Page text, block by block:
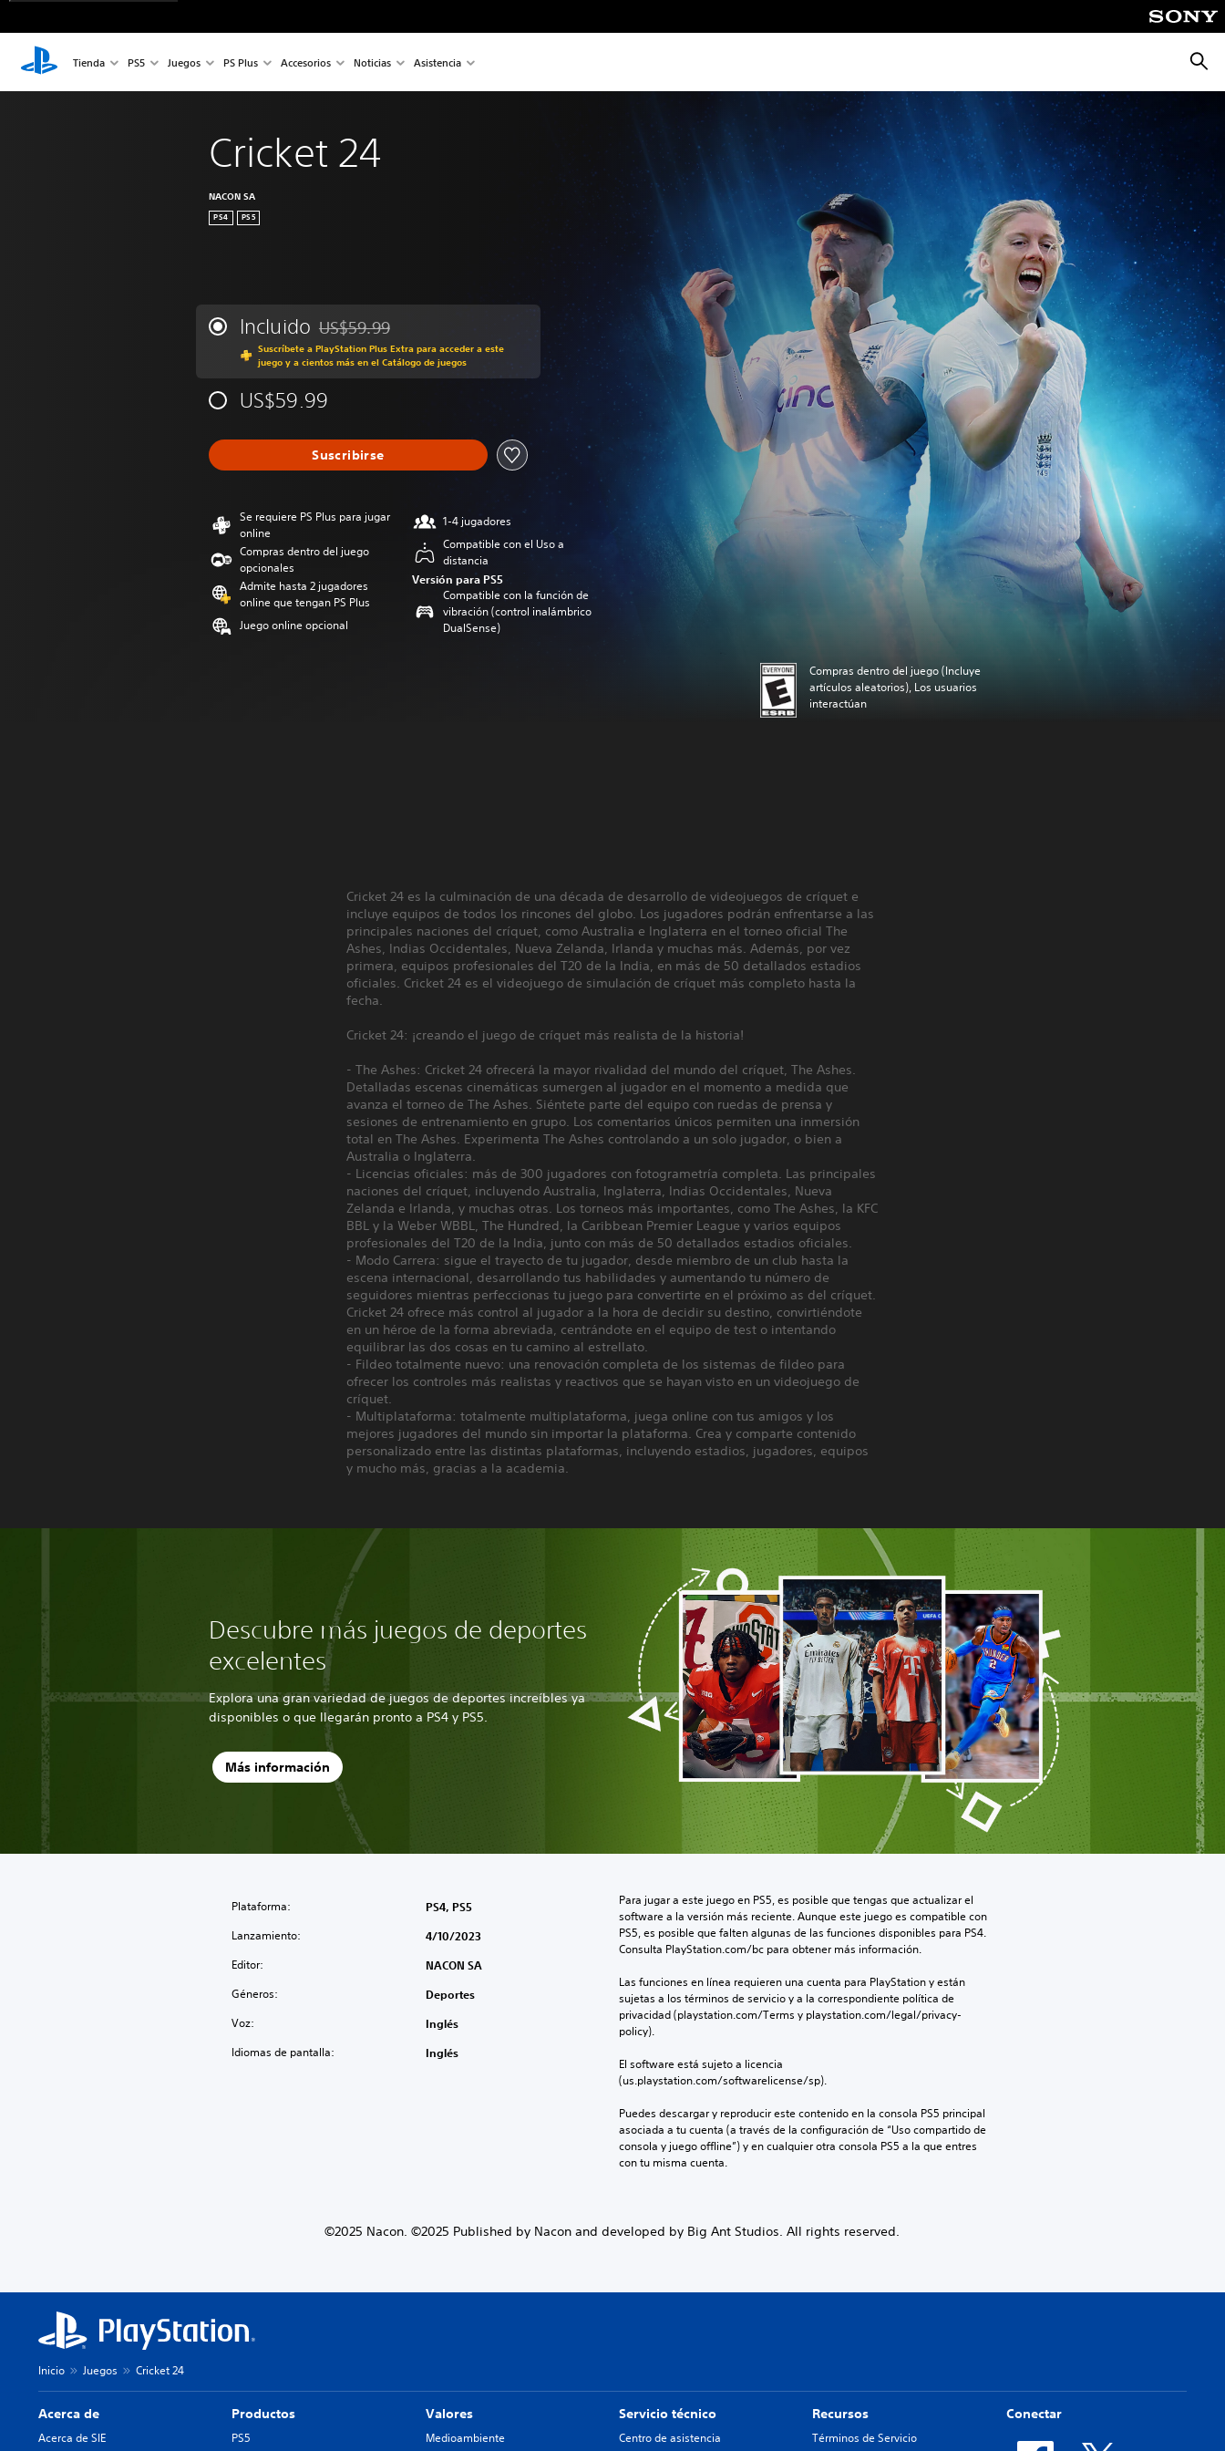
Tienda PS5 Juegos PS Plus Accesorios Noticias Asistencia
Cricket 24
NACON SA
PS4 PS5
Incluido Rebajado del precio original de US$59.99
US$59.99
Suscríbete a PlayStation Plus Extra para acceder a este
juego y a cientos más en el Catálogo de juegos
US$59.99
Suscribirse
Se requiere PS Plus para jugar
online
Compras dentro del juego
opcionales
Admite hasta 2 jugadores
online que tengan PS Plus
Juego online opcional
1-4 jugadores
Compatible con el Uso a
distancia
Versión para PS5
Compatible con la función de
vibración (control inalámbrico
DualSense)
Compras dentro del juego (Incluye
artículos aleatorios), Los usuarios
interactúan
Cricket 24 es la culminación de una década de desarrollo de videojuegos de críquet e
incluye equipos de todos los rincones del globo. Los jugadores podrán enfrentarse a las
principales naciones del críquet, como Australia e Inglaterra en el torneo oficial The
Ashes, Indias Occidentales, Nueva Zelanda, Irlanda y muchas más. Además, por vez
primera, equipos profesionales del T20 de la India, en más de 50 detallados estadios
oficiales. Cricket 24 es el videojuego de simulación de críquet más completo hasta la
fecha.
Cricket 24: ¡creando el juego de críquet más realista de la historia!
- The Ashes: Cricket 24 ofrecerá la mayor rivalidad del mundo del críquet, The Ashes.
Detalladas escenas cinemáticas sumergen al jugador en el momento a medida que
avanza el torneo de The Ashes. Siéntete parte del equipo con ruedas de prensa y
sesiones de entrenamiento en grupo. Los comentarios únicos permiten una inmersión
total en The Ashes. Experimenta The Ashes controlando a un solo jugador, o bien a
Australia o Inglaterra.
- Licencias oficiales: más de 300 jugadores con fotogrametría completa. Las principales
naciones del críquet, incluyendo Australia, Inglaterra, Indias Occidentales, Nueva
Zelanda e Irlanda, y muchas otras. Los torneos más importantes, como The Ashes, la KFC
BBL y la Weber WBBL, The Hundred, la Caribbean Premier League y varios equipos
profesionales del T20 de la India, junto con más de 50 detallados estadios oficiales.
- Modo Carrera: sigue el trayecto de tu jugador, desde miembro de un club hasta la
escena internacional, desarrollando tus habilidades y aumentando tu número de
seguidores mientras perfeccionas tu juego para convertirte en el próximo as del críquet.
Cricket 24 ofrece más control al jugador a la hora de decidir su destino, convirtiéndote
en un héroe de la forma abreviada, centrándote en el equipo de test o intentando
equilibrar las dos cosas en tu camino al estrellato.
- Fildeo totalmente nuevo: una renovación completa de los sistemas de fildeo para
ofrecer los controles más realistas y reactivos que se hayan visto en un videojuego de
críquet.
- Multiplataforma: totalmente multiplataforma, juega online con tus amigos y los
mejores jugadores del mundo sin importar la plataforma. Crea y comparte contenido
personalizado entre las distintas plataformas, incluyendo estadios, jugadores, equipos
y mucho más, gracias a la academia.
Descubre más juegos de deportes
excelentes
Explora una gran variedad de juegos de deportes increíbles ya
disponibles o que llegarán pronto a PS4 y PS5.
Más información
Plataforma: PS4, PS5
Lanzamiento: 4/10/2023
Editor: NACON SA
Géneros: Deportes
Voz: Inglés
Idiomas de pantalla: Inglés
Para jugar a este juego en PS5, es posible que tengas que actualizar el
software a la versión más reciente. Aunque este juego es compatible con
PS5, es posible que falten algunas de las funciones disponibles para PS4.
Consulta PlayStation.com/bc para obtener más información.
Las funciones en línea requieren una cuenta para PlayStation y están
sujetas a los términos de servicio y a la correspondiente política de
privacidad (playstation.com/Terms y playstation.com/legal/privacy-
policy).
El software está sujeto a licencia
(us.playstation.com/softwarelicense/sp).
Puedes descargar y reproducir este contenido en la consola PS5 principal
asociada a tu cuenta (a través de la configuración de “Uso compartido de
consola y juego offline”) y en cualquier otra consola PS5 a la que entres
con tu misma cuenta.
©2025 Nacon. ©2025 Published by Nacon and developed by Big Ant Studios. All rights reserved.
Inicio Juegos Cricket 24
Acerca de
Acerca de SIE
Productos
PS5
Valores
Medioambiente
Servicio técnico
Centro de asistencia
Recursos
Términos de Servicio
Conectar